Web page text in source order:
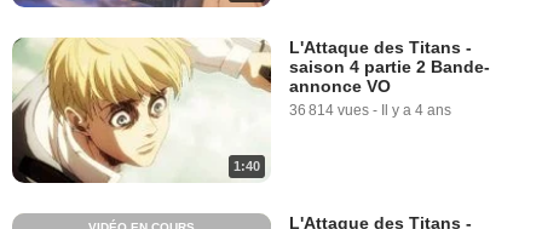
1:40
L'Attaque des Titans -
saison 4 partie 2 Bande-
annonce VO
36 814 vues - Il y a 4 ans
L'Attaque des Titans -